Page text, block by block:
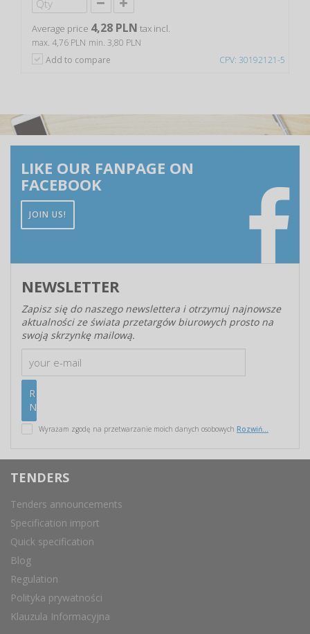
CPV: 30192121-5
Average price 4,28 PLN tax incl.
max. 4,76 PLN min. 3,80 PLN
Add to compare
LIKE OUR FANPAGE ON
FACEBOOK
JOIN US!
NEWSLETTER
Zapisz się do naszego newslettera i otrzymuj najnowsze
aktualności ze świata przetargów biurowych prosto na
swoją skrzynkę mailową.
Wyrażam zgodę na przetwarzanie moich danych osobowych Rozwiń...
TENDERS
Tenders announcements
Specification import
Quick specification
Blog
Regulation
Polityka prywatności
Klauzula Informacyjna